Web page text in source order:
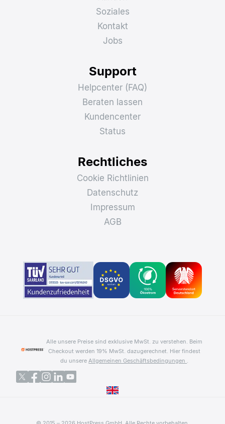
Soziales
Kontakt
Jobs
Support
Helpcenter (FAQ)
Beraten lassen
Kundencenter
Status
Rechtliches
Cookie Richtlinien
Datenschutz
Impressum
AGB
Alle unsere Preise sind exklusive MwSt. zu verstehen. Beim
Checkout werden 19% MwSt. dazugerechnet. Hier findest
du unsere Allgemeinen Geschäftsbedingungen